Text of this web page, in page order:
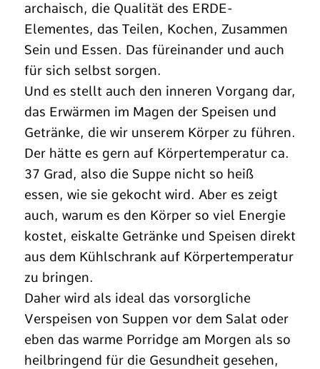
archaisch, die Qualität des ERDE-
Elementes, das Teilen, Kochen, Zusammen
Sein und Essen. Das füreinander und auch
für sich selbst sorgen.
Und es stellt auch den inneren Vorgang dar,
das Erwärmen im Magen der Speisen und
Getränke, die wir unserem Körper zu führen.
Der hätte es gern auf Körpertemperatur ca.
37 Grad, also die Suppe nicht so heiß
essen, wie sie gekocht wird. Aber es zeigt
auch, warum es den Körper so viel Energie
kostet, eiskalte Getränke und Speisen direkt
aus dem Kühlschrank auf Körpertemperatur
zu bringen.
Daher wird als ideal das vorsorgliche
Verspeisen von Suppen vor dem Salat oder
eben das warme Porridge am Morgen als so
heilbringend für die Gesundheit gesehen,